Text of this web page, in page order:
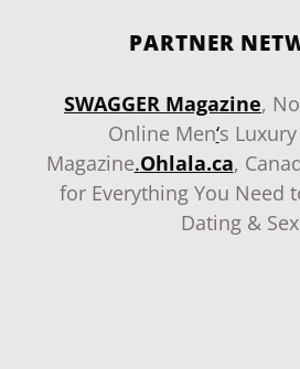
PARTNER
SWAGGER Magazine,
Online Men‘s
Magazine.Ohlala.ca,
for Everything You Need
Dating &